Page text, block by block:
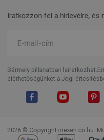
Iratkozzon fel a hírlevélre, és
Bármely pillanatban
elérhetőségünket a Jogi
2026 © Copyright mexen.co.hu.